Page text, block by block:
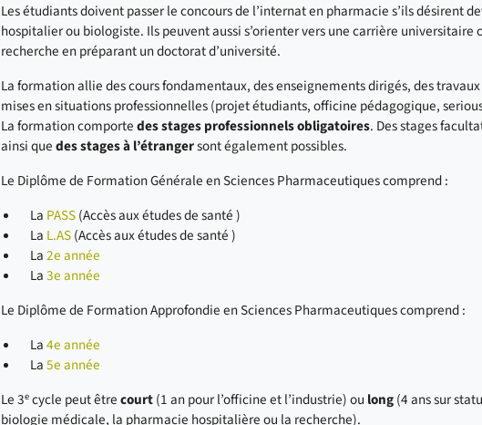
Les étudiants doivent passer le concours de l’internat en pharmacie s’ils désirent
hospitalier ou biologiste. Ils peuvent aussi s’orienter vers une carrière universitaire
recherche en préparant un doctorat d’université.
La formation allie des cours fondamentaux, des enseignements dirigés, des
mises en situations professionnelles (projet étudiants, officine pédagogique,
La formation comportedes stages professionnels obligatoires. Des stages
ainsi quedes stages à l’étrangersont également possibles.
Le Diplôme de Formation Générale en Sciences Pharmaceutiques comprend :
La PASS(Accès aux études de santé )
La L.AS(Accès aux études de santé )
La2e année
La3e année
Le Diplôme de Formation Approfondie en Sciences Pharmaceutiques comprend :
La4e année
La5e année
Le 3e cycle peut êtrecourt(1 an pour l’officine et l’industrie) ou long(4 ans sur
biologie médicale, la pharmacie hospitalière ou la recherche).